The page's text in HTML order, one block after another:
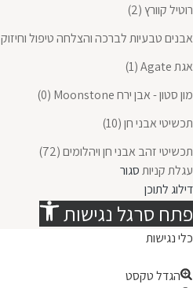
רוטיל קוורץ (2)
אבנים טבעיות לברכה והצלחה טיפול וחיזוק
אגת Agate
(1)
מון סטון - אבן ירח Moonstone
(0)
תכשיטי אבני חן(10)
תכשיטי זהב אבני חן ויהלומים(72)
עגלת קניותסגור
דילוג לתוכן
פתח סרגל נגישות
כלי נגישות
הגדל טקסט